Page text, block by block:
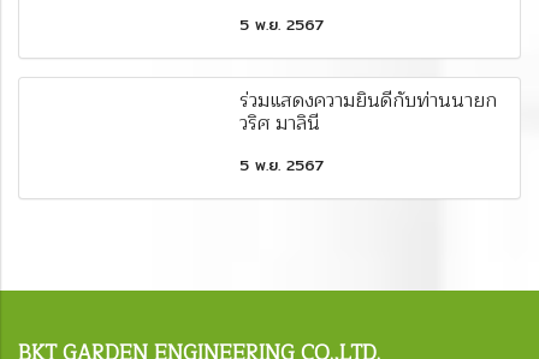
5 พ.ย. 2567
ร่วมแสดงความยินดีกับท่านนายก
วริศ มาลินี
5 พ.ย. 2567